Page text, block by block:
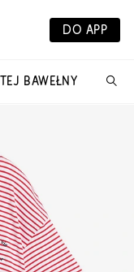
DO APP
BAWEŁNY